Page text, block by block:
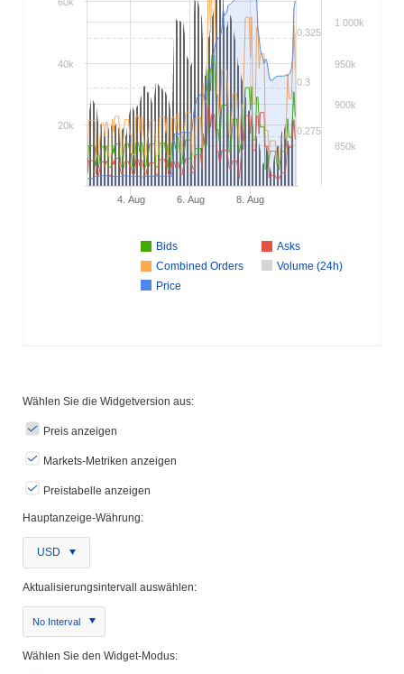
Bids
Asks
Combined Orders
Volume (24h)
Price
4. Aug 6. Aug 8. Aug
0.275
0.3
0.325
850k
900k
950k
1 000k
20k
40k
Wählen Sie die Widgetversion aus:
Preis anzeigen
Markets-Metriken anzeigen
Preistabelle anzeigen
Hauptanzeige-Währung:
USD
Aktualisierungsintervall auswählen:
No Interval
Wählen Sie den Widget-Modus: